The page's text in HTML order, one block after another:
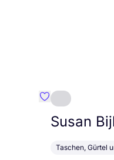
Favorit SNURK
Susan Bijl
Taschen, Gürtel